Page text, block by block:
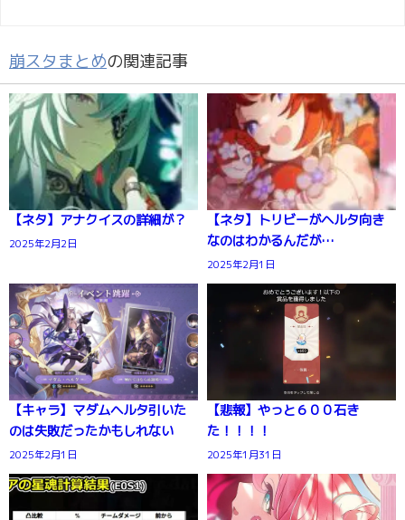
崩スタまとめの関連記事
【ネタ】アナクイスの詳細が？
2025年2月2日
【ネタ】トリビーがヘルタ向き
なのはわかるんだが…
2025年2月1日
【キャラ】マダムヘルタ引いた
のは失敗だったかもしれない
2025年2月1日
【悲報】やっと６００石き
た！！！！
2025年1月31日